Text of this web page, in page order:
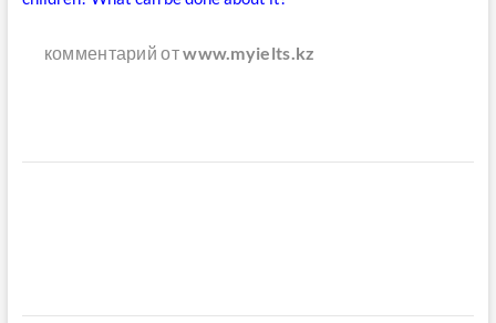
комментарий отwww.myielts.kz